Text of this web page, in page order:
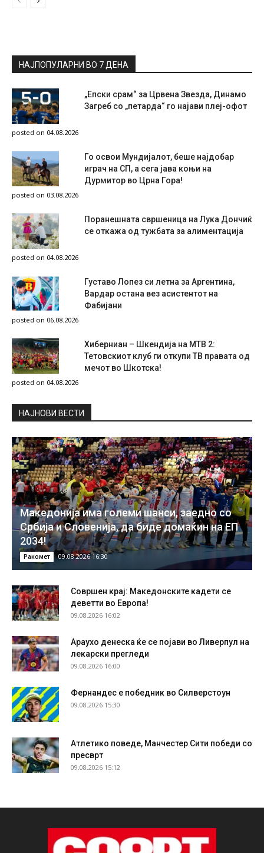
НАЈПОПУЛАРНИ ВО 7 ДЕНА
„Епски срам“ за Црвена Звезда, Динамо
Загреб со „петарда“ го најави плеј-офот
posted on 04.08.2026
Го освои Мундијалот, беше најдобар
играч на СП, а сега јава коњи на
Дурмитор во Црна Гора!
posted on 03.08.2026
Поранешната свршеница на Лука Дончиќ
се откажа од тужбата за алиментација
posted on 04.08.2026
Густаво Лопез си летна за Аргентина,
Вардар остана вез асистентот на
Фабијани
posted on 06.08.2026
Хиберниан – Шкендија на МТВ 2:
Тетовскиот клуб ги откупи ТВ правата од
мечот во Шкотска!
posted on 04.08.2026
НAЈНОВИ ВЕСТИ
Македонија има големи шанси, заедно со
Србија и Словенија, да биде домаќин на ЕП
2034!
Ракомет 09.08.2026 16:30
Совршен крај: Македонските кадети се
деветти во Европа!
09.08.2026 16:02
Араухо денеска ќе се појави во Ливерпул на
лекарски прегледи
09.08.2026 16:00
Фернандес е победник во Силверстоун
09.08.2026 15:30
Атлетико поведе, Манчестер Сити победи со
пресврт
09.08.2026 15:12